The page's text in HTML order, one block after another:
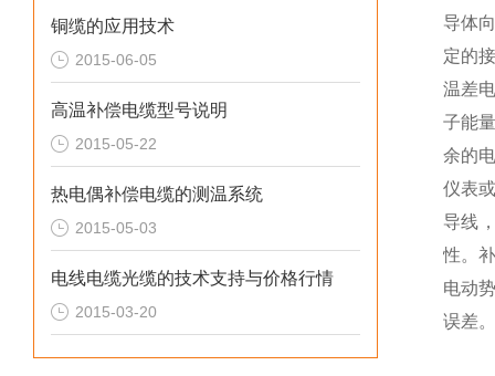
铜缆的应用技术
2015-06-05
高温补偿电缆型号说明
2015-05-22
热电偶补偿电缆的测温系统
2015-05-03
电线电缆光缆的技术支持与价格行情
2015-03-20
导体
定的
温差
子能
余的
仪表
导线
性。
电动
误差。